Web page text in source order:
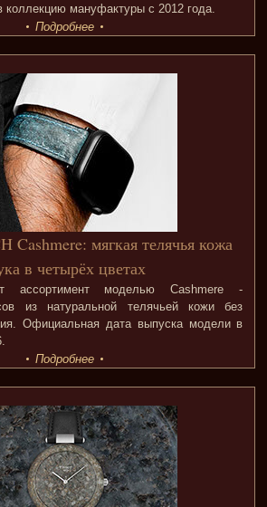
мануфактуры с 2012 года.
Подробнее
Cashmere: мягкая телячья кожа
в четырёх цветах
ассортимент моделью Cashmere -
из натуральной телячьей кожи без
Официальная дата выпуска модели в
Подробнее